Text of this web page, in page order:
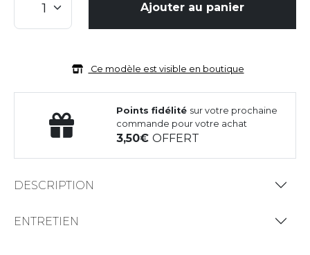
Ajouter au panier
Ce modèle est visible en boutique
Points fidélité sur votre prochaine
commande pour votre achat
3,50OFFERT
DESCRIPTION
ENTRETIEN